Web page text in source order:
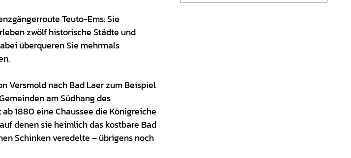
Teuto-Ems: Sie
zwölf historische Städte und
überqueren Sie mehrmals
Versmold nach Bad Laer zum Beispiel
am Südhang des
1880 eine Chaussee die Königreiche
denen sie heimlich das kostbare Bad
Schinken veredelte – übrigens noch